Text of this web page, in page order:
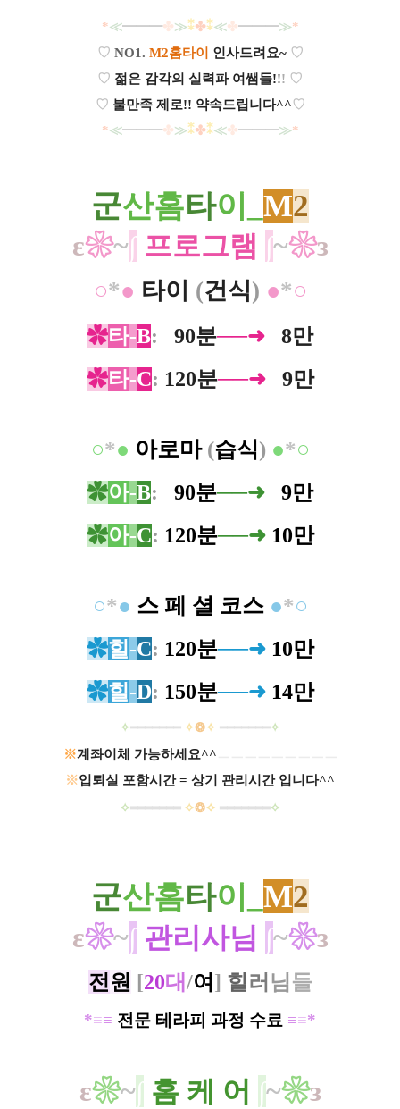
*≪━━━✤≫⁑✤⁑≪✤━━━≫*
♡ NO1. M2홈타이 인사드려요~ ♡
♡ 젊은 감각의 실력파 여쌤들!!! ♡
♡ 불만족 제로!! 약속드립니다^^♡
*≪━━━✤≫⁑✤⁑≪✤━━━≫*
군산홈타이_ M2
ε❀~∫ 프로그램 ∫~❀з
○*● 타이 (건식) ●*○
✿타-B: 90분──➜
8만
✿타-C: 120분──➜ 9만
○*● 아로마 (습식) ●*○
✿아-B: 90분──➜
9만
✿아-C: 120분──➜10만
○*● 스 페 셜 코스 ●*○
✿힐 -C: 120분──➜10만
✿힐 -D: 150분──➜14만
✧━━━━━━━ ✧❂✧ ━━━━━━━✧
※계좌이체 가능하세요^^
※입퇴실 포함시간 = 상기 관리시간 입니다^^
✧━━━━━━━ ✧❂✧ ━━━━━━━✧
군산홈타이_ M2
ε❀~∫​ 관리사님 ∫~❀з
전원 [20대/여 ] 힐 러 님 들
*≡≡ 전문 테라피 과정 수료 ≡≡*
ε❀~∫​ 홈 케 어 ∫~❀з